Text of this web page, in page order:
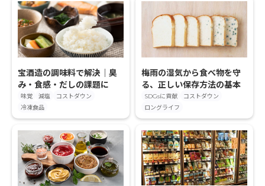
宝酒造の調味料で解決｜臭
み・食感・だしの課題に
味覚 減塩
コストダウン
冷凍食品
梅雨の湿気から食べ物を守
る、正しい保存方法の基本
SDGsに貢献
コストダウン
ロングライフ